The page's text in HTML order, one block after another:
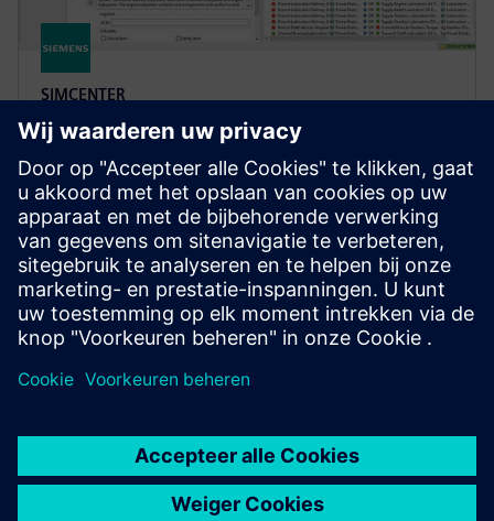
SIMCENTER
MADE
Maintenance Aware Design Ecosystem (MADE)
Maintenance Design Ecosystem (MADE) identificeert
en beperkt technische risico's en optimaliseert het
ontwerp voor complexe technische systemen.